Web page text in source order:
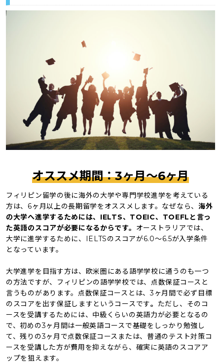
オススメ期間：3ヶ月〜6ヶ月
フィリピン留学の後に海外の大学や専門学校進学を考えている
方は、6ヶ月以上の長期留学をオススメします。なぜなら、 海外
の大学へ進学するためには、IELTS、TOEIC、TOEFLと言っ
た英語のスコアが必要になるからです。 オーストラリアでは、
大学に進学するために、IELTSのスコアが6.0〜6.5が入学条件
となっています。
大学進学を目指す方は、欧米圏にある語学学校に通うのも一つ
の方法ですが、フィリピンの語学学校では、点数保証コースと
言うものがあります。点数保証コースとは、3ヶ月間で必ず目標
のスコアを出す保証しますというコースです。 ただし、そのコ
ースを受講するためには、中級くらいの英語力が必要となるの
で、初めの3ヶ月間は一般英語コースで基礎をしっかり勉強し
て、残りの3ヶ月で点数保証コースまたは、普通のテスト対策コ
ースを受講した方が費用を抑えながら、確実に英語のスコアア
ップを狙えます。